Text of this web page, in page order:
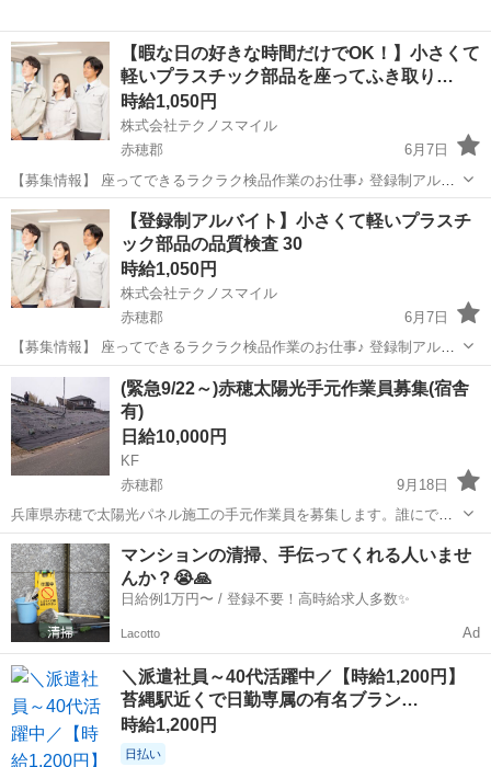
【暇な日の好きな時間だけでOK！】小さくて
軽いプラスチック部品を座ってふき取り…
時給1,050円
株式会社テクノスマイル
赤穂郡
6月7日
【募集情報】 座ってできるラクラク検品作業のお仕事♪ 登録制アルバ
イトなので、『短時間だけ』や『この曜日だけ』など、 アナタのご都
合の良い時だけ働く事が可能です! 未経験の方・学生さん(高校生OK)・
主婦(主...
兵庫 赤穂郡 工場 スタッフ
【登録制アルバイト】小さくて軽いプラスチ
ック部品の品質検査 30
時給1,050円
株式会社テクノスマイル
赤穂郡
6月7日
【募集情報】 座ってできるラクラク検品作業のお仕事♪ 登録制アルバ
イトなので、『短時間だけ』や『この曜日だけ』など、 アナタのご都
合の良い時だけ働く事が可能です! 未経験の方・学生さん(高校生OK)・
主婦(主...
赤穂郡 工場 スタッフ
(緊急9/22～)赤穂太陽光手元作業員募集(宿舎
有)
日給10,000円
KF
赤穂郡
9月18日
兵庫県赤穂で太陽光パネル施工の手元作業員を募集します。誰にでも
出来る簡単な仕事です。応募条件は健康な55歳までの男性で外国人不
可です。健康診断等の書類不要ですが、元請けに出す作業員名簿の作
成のため住所、氏名、年齢、血液型、緊...
兵庫 赤穂郡 その他 手元
マンションの清掃、手伝ってくれる人いませ
んか？😭🙏
日給例1万円〜 / 登録不要！高時給求人多数✨
Lacotto Ad
＼派遣社員～40代活躍中／【時給1,200円】
苔縄駅近くで日勤専属の有名ブラン…
時給1,200円
日払い